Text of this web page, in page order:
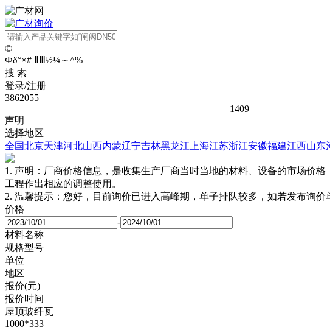
©
Фδ°×# ½¼～^%
搜 索
登录/注册
3862055
1409
声明
选择地区
全国北京天津河北山西内蒙辽宁吉林黑龙江 上海江苏浙江安徽福建江西山东
1. 声明：厂商价格信息，是收集生产厂商当时当地的材料、设备的市场价
工程作出相应的调整使用。
2. 温馨提示：您好，目前询价已进入高峰期，单子排队较多，如若发布询
价格
-
材料名称
规格型号
单位
地区
报价(元)
报价时间
屋顶玻纤瓦
1000*333